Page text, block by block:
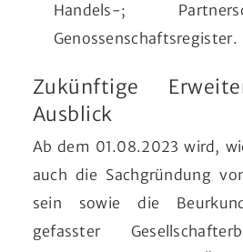
Handels-;
Genossenschaftsregister.
Zukünftige
Ausblick
Ab dem 01.08.2023 wird,
auch die Sachgründung
sein sowie die
gefasster